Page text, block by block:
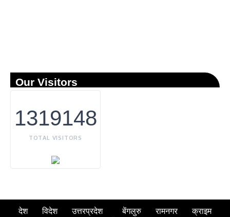
Our Visitors
1319148
TOTAL VISITORS
देश विदेश उत्तरप्रदेश बेंगलुरु रामनगर
क्राइम